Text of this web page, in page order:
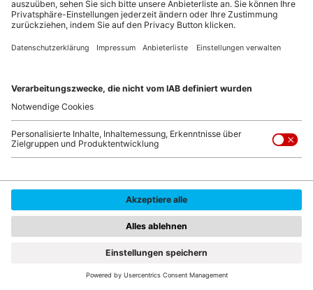
Immer im Einsatz für die „Aussteller von morgen“: Senior Managerin
© Leo
Seit 2007 haben Bettina Wild und ihr Team für über
2500 Unternehmen einen Messe-Auftritt organisiert. Die
Initiatorin und Gründerin des NürnbergMesse Startup-
Hubs organisiert jährlich bis zu 14
Gemeinschaftsstände für Startups. „Wir waren
deutschlandweit die erste Messegesellschaft, die das
berichtet die Startup-Beauftragte. Und auch heute noch
ist die NürnbergMesse „Tabellenführer“ mit den meisten
von der Bundesregierung geförderten
Gemeinschaftsständen („Young Innovators“). „Der
Gemeinschaftsstand Young Innovators ermöglicht es
Leitmessen der Fachöffentlichkeit vorzustellen und